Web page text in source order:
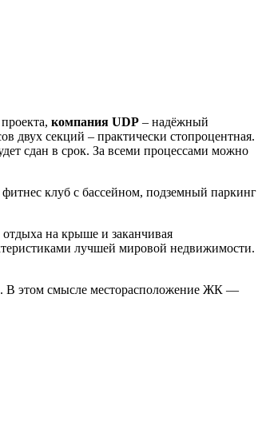
компания UDP – надёжный
двух секций – практически стопроцентная.
сдан в срок. За всеми процессами можно
клуб с бассейном, подземный паркинг
на крыше и заканчивая
лучшей мировой недвижимости.
В этом смысле месторасположение ЖК —